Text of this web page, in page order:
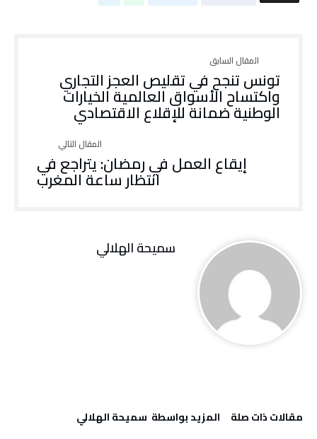
تونس تنجح في تقليص العجز التجاري
واكتساح الأسواق العالمية الخيارات
الوطنية ضمانة للإقلاع الاقتصادي
إيقاع العمل في رمضان: يتراجع في
انتظار ساعة المغرب
سميحة الهلالي
‫مقالات ذات صلة‬ ‫‫المزيد بواسطة‬ ‬ سميحة الهلالي